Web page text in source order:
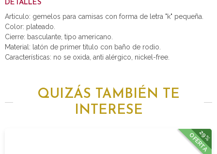
DETALLES
Articulo: gemelos para camisas con forma de letra "k" pequeña.
Color: plateado.
Cierre: basculante, tipo americano.
Material: latón de primer titulo con baño de rodio.
Características: no se oxida, anti alérgico, nickel-free.
QUIZÁS TAMBIÉN TE
INTERESE
29%
OFERTA